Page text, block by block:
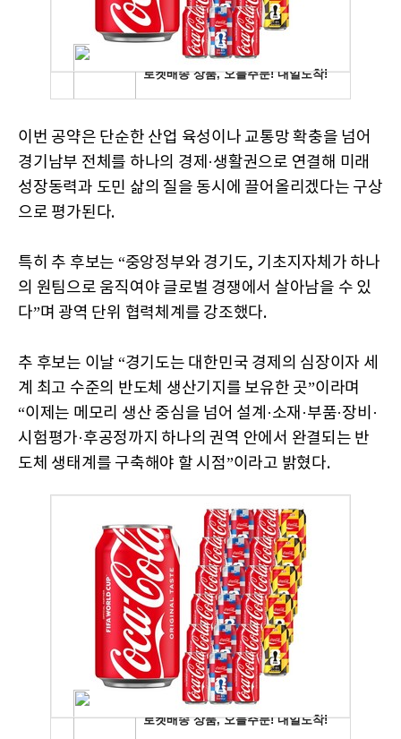
이번 공약은 단순한 산업 육성이나 교통망 확충을 넘어
경기남부 전체를 하나의 경제·생활권으로 연결해 미래
성장동력과 도민 삶의 질을 동시에 끌어올리겠다는 구상
으로 평가된다.
특히 추 후보는 “중앙정부와 경기도, 기초지자체가 하나
의 원팀으로 움직여야 글로벌 경쟁에서 살아남을 수 있
다”며 광역 단위 협력체계를 강조했다.
추 후보는 이날 “경기도는 대한민국 경제의 심장이자 세
계 최고 수준의 반도체 생산기지를 보유한 곳”이라며
“이제는 메모리 생산 중심을 넘어 설계·소재·부품·장비·
시험평가·후공정까지 하나의 권역 안에서 완결되는 반
도체 생태계를 구축해야 할 시점”이라고 밝혔다.